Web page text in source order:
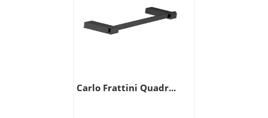
Carlo Frattini Quadr...